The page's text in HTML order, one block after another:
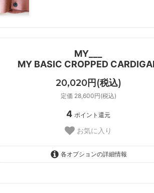
MY___
MY BASIC CROPPED
20,020円(税込)
定価 28,600円(税込)
4 ポイント還元
お気に入り
各オプションの詳細情報